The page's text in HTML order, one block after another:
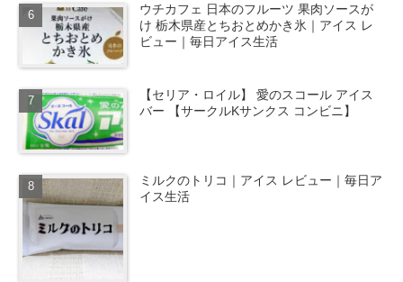
ウチカフェ 日本のフルーツ 果肉ソースが
け 栃木県産とちおとめかき氷｜アイス レ
ビュー｜毎日アイス生活
【セリア・ロイル】 愛のスコール アイス
バー 【サークルKサンクス コンビニ】
ミルクのトリコ｜アイス レビュー｜毎日ア
イス生活